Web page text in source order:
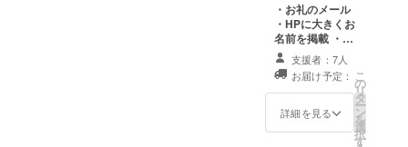
・お礼のメール
・HPに大きくお
名前を掲載 ・チ
ケット３枚 ・
フェス期間中に
撮影した写真
データ１枚 ・公
演ダイジェスト
支援者：7人
お届け予定：
詳細を見る
こ
の
リ
タ
ー
ン
を
選
択
す